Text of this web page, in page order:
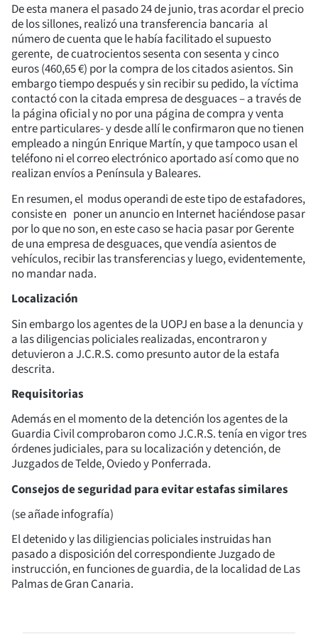
De esta manera el pasado 24 de junio, tras acordar el precio
de los sillones, realizó una transferencia bancaria al
número de cuenta que le había facilitado el supuesto
gerente, de cuatrocientos sesenta con sesenta y cinco
euros (460,65 €) por la compra de los citados asientos. Sin
embargo tiempo después y sin recibir su pedido, la víctima
contactó con la citada empresa de desguaces – a través de
la página oficial y no por una página de compra y venta
entre particulares- y desde allí le confirmaron que no tienen
empleado a ningún Enrique Martín, y que tampoco usan el
teléfono ni el correo electrónico aportado así como que no
realizan envíos a Península y Baleares.
En resumen, el modus operandi de este tipo de estafadores,
consiste en poner un anuncio en Internet haciéndose pasar
por lo que no son, en este caso se hacia pasar por Gerente
de una empresa de desguaces, que vendía asientos de
vehículos, recibir las transferencias y luego, evidentemente,
no mandar nada.
Localización
Sin embargo los agentes de la UOPJ en base a la denuncia y
a las diligencias policiales realizadas, encontraron y
detuvieron a J.C.R.S. como presunto autor de la estafa
descrita.
Requisitorias
Además en el momento de la detención los agentes de la
Guardia Civil comprobaron como J.C.R.S. tenía en vigor tres
órdenes judiciales, para su localización y detención, de
Juzgados de Telde, Oviedo y Ponferrada.
Consejos de seguridad para evitar estafas similares
(se añade infografía)
El detenido y las diligiencias policiales instruidas han
pasado a disposición del correspondiente Juzgado de
instrucción, en funciones de guardia, de la localidad de Las
Palmas de Gran Canaria.